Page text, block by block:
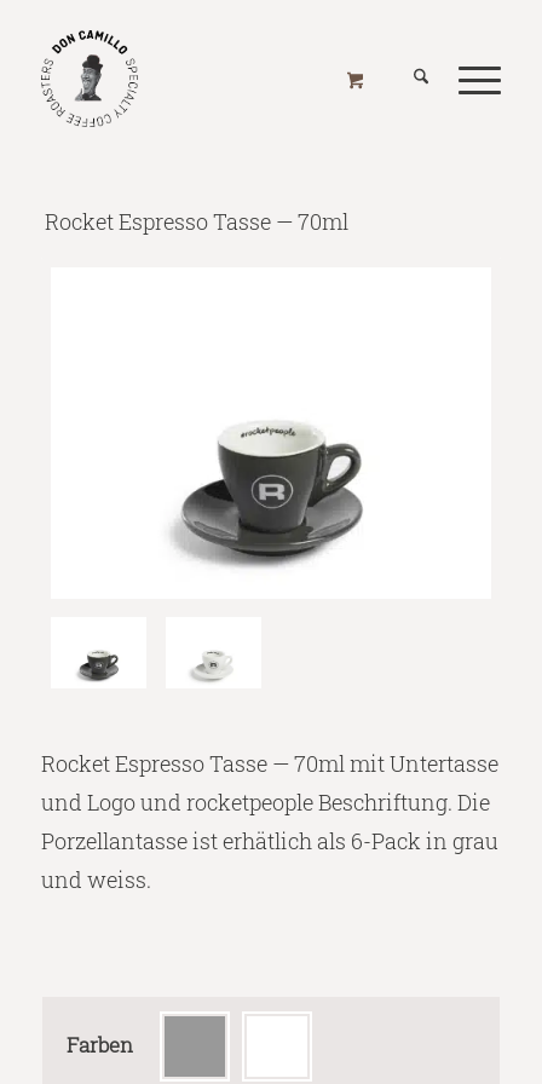
ROCKET ESPRESSO TASSE — 70ML
Home / Online Shop Tassen & Gläser /
Rocket Espresso Tasse — 70ml
Rocket Espresso Tasse — 70ml
Rocket Espresso Tasse — 70ml mit Untertasse
und Logo und rocketpeople Beschriftung. Die
Porzellantasse ist erhätlich als 6-Pack in grau
und weiss.
Farben